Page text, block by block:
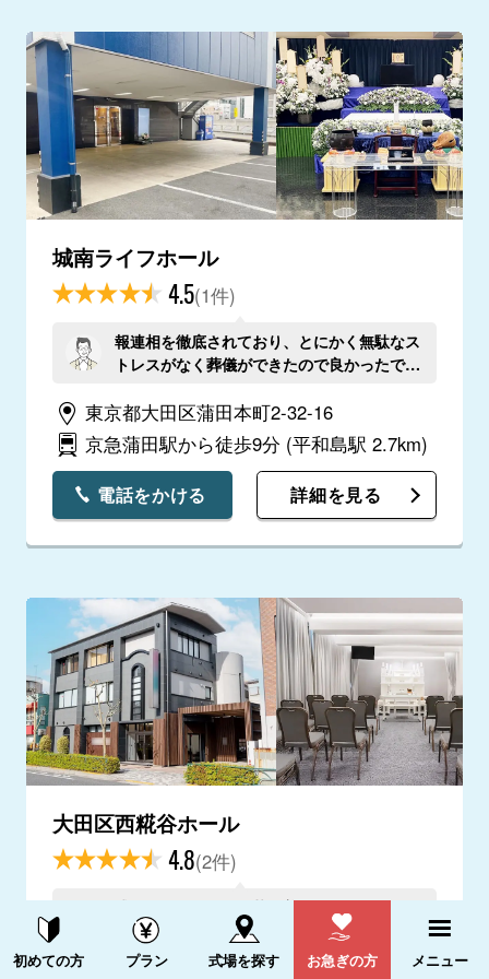
城南ライフホール
4.5(1件)
報連相を徹底されており、とにかく無駄なス
トレスがなく葬儀ができたので良かったで
東京都大田区蒲田本町2-32-16
京急蒲田駅から徒歩9分 (平和島駅 2.7km)
電話をかける 詳細を見る
大田区西糀谷ホール
4.8(2件)
式場はとても綺麗で落ち着いていましたが、
サービスはもう少し丁寧でも良かったかな。
オプション無しでも満足のいく内容でした。
資料請求する 電話をかける
初めての方 プラン 式場を探す お急ぎの方 メニュー